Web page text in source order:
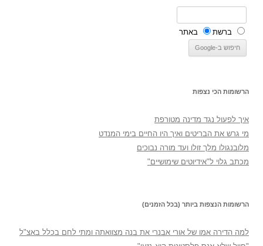
ברשת באתר
הרשומות הכי נצפות
איך לפעול נגד מדינה מטורפת
מי גרש את הבריטים ואיך היו החיים בימי המנדט
מלובנגולו מלך זולו ועד מורה נבוכים
מכתב גלוי ל"אידיוטים שימושיים"
הרשומות הנצפות ביותר (בכל הזמנים)
למה הדירה אמו של אורי אבנרי את בנה מצוואתה ומתי לחם בכלל באצ"ל